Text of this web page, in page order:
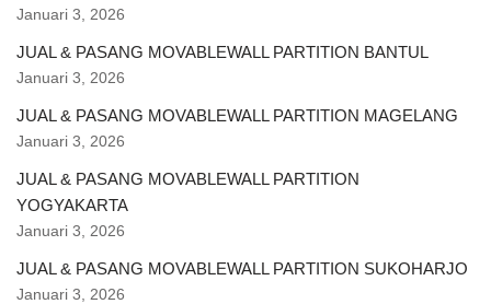
Januari 3, 2026
JUAL & PASANG MOVABLEWALL PARTITION BANTUL
Januari 3, 2026
JUAL & PASANG MOVABLEWALL PARTITION MAGELANG
Januari 3, 2026
JUAL & PASANG MOVABLEWALL PARTITION
YOGYAKARTA
Januari 3, 2026
JUAL & PASANG MOVABLEWALL PARTITION SUKOHARJO
Januari 3, 2026